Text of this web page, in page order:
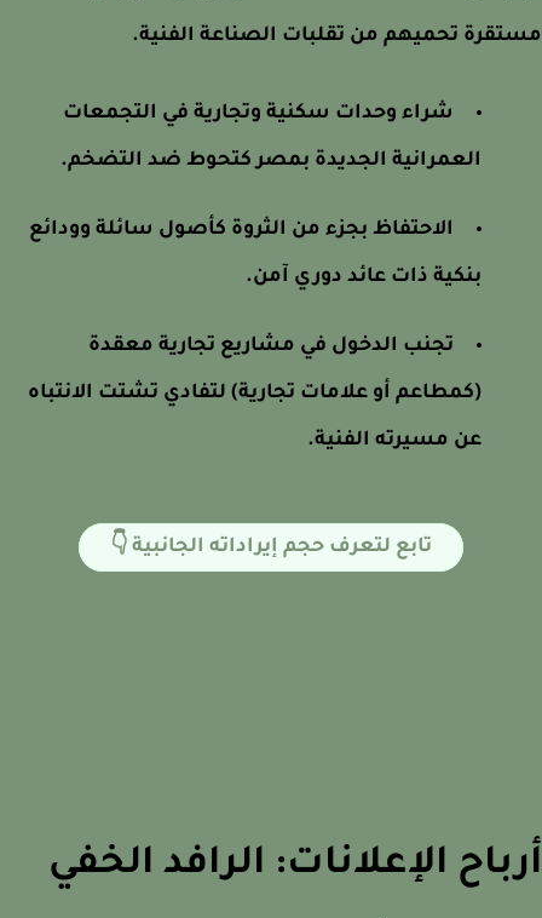
تحميهم من تقلبات الصناعة الفنية.
شراء وحدات سكنية وتجارية في التجمعات
العمرانية الجديدة بمصر كتحوط ضد التضخم.
الاحتفاظ بجزء من الثروة كأصول سائلة وودائع
بنكية ذات عائد دوري آمن.
تجنب الدخول في مشاريع تجارية معقدة
(كمطاعم أو علامات تجارية) لتفادي تشتت الانتباه
عن مسيرته الفنية.
تابع لتعرف حجم إيراداته الجانبية 👇
الإعلانات: الرافد الخفي